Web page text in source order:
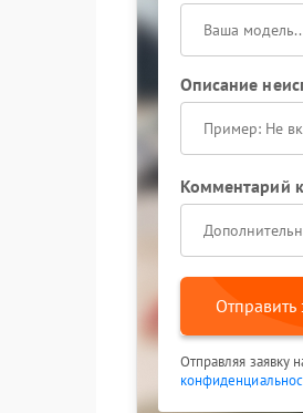
Описание
Комментарий
Отправить
Отправляя заявку